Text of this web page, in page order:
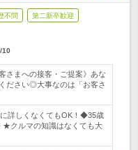
不問 第二新卒歓迎
10
さまへの接客・ご提案》あな
ださい◎大事なのは「お客さ
詳しくなくてもOK！◆35歳
★クルマの知識はなくても大